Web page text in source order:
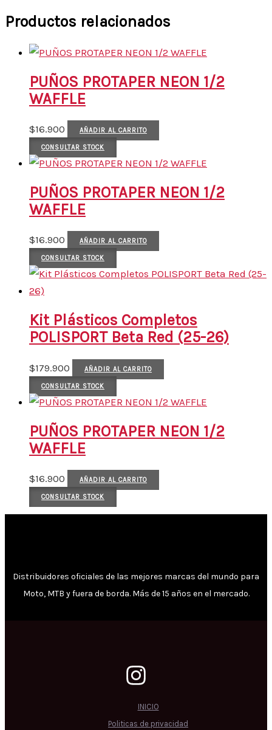
Productos relacionados
PUÑOS PROTAPER NEON 1/2
WAFFLE
$16.900 AÑADIR AL CARRITO
CONSULTAR STOCK
PUÑOS PROTAPER NEON 1/2
WAFFLE
$16.900 AÑADIR AL CARRITO
CONSULTAR STOCK
Kit Plásticos Completos
POLISPORT Beta Red (25-26)
$179.900 AÑADIR AL CARRITO
CONSULTAR STOCK
PUÑOS PROTAPER NEON 1/2
WAFFLE
$16.900 AÑADIR AL CARRITO
CONSULTAR STOCK
Distribuidores oficiales de las mejores marcas del mundo para
Moto, MTB y fuera de borda. Más de 15 años en el mercado.
INICIO
Politicas de privacidad